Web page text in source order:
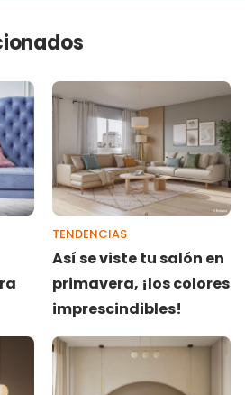
TENDENCIAS
Así se viste tu salón en
primavera, ¡los colores
imprescindibles!